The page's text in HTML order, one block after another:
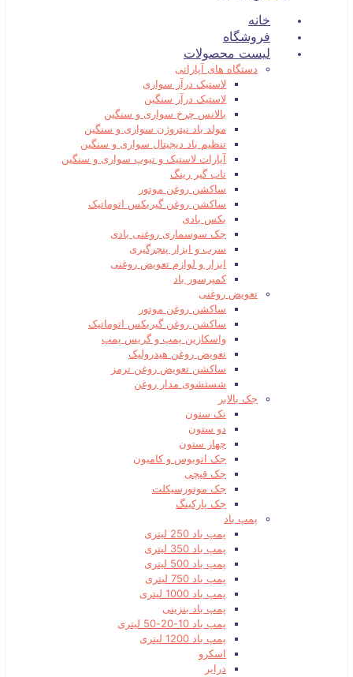
خانه
فروشگاه
لیست محصولات
دستگاه های آپاراتی
لاستیک درآر سواری
لاستیک درآر سنگین
بالانس چرخ سواری و سنگین
مولد باد نیتروژن سواری و سنگین
تنظیم باد دیجیتال سواری و سنگین
آپارات لاستیک و تیوپ سواری و سنگین
تاب گیر رینگ
ساکشن روغن موتور
ساکشن روغن گیربکس اتوماتیک
بکس بادی
جک سوسماری روغنی بادی
سرب و ابزار پنچرگیری
ابزار و لوازم تعویض روغنی
کمپرسور باد
تعویض روغنی
ساکشن روغن موتور
ساکشن روغن گیربکس اتوماتیک
واسکازین پمپ و گریس پمپ
تعویض روغن هیدرولیک
ساکشن تعویض روغن ترمز
شستشوی مدار روغن
جک بالابر
تک ستون
دو ستون
چهار ستون
جک اتوبوس و کامیون
جک قیچی
جک موتورسیکلت
جک پارکینگ
پمپ باد
پمپ باد 250 لیتری
پمپ باد 350 لیتری
پمپ باد 500 لیتری
پمپ باد 750 لیتری
پمپ باد 1000 لیتری
پمپ باد بنزینی
پمپ باد 10-20-50 لیتری
پمپ باد 1200 لیتری
اسکرو
درایر